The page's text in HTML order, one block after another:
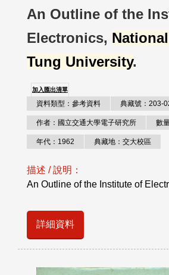
An Outline of the
Electronics,
Tung University.
加入匯出清單
資料類型：參考資料 典藏號：203-
作者：國立交通大學電子研究所 數
年代：1962 典藏地：交大校區
描述 / 說明：
An Outline of the Institute of
詳細資料